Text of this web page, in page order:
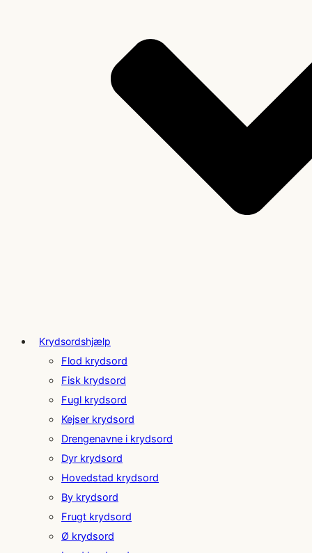
Krydsordshjælp
Flod krydsord
Fisk krydsord
Fugl krydsord
Kejser krydsord
Drengenavne i krydsord
Dyr krydsord
Hovedstad krydsord
By krydsord
Frugt krydsord
Ø krydsord